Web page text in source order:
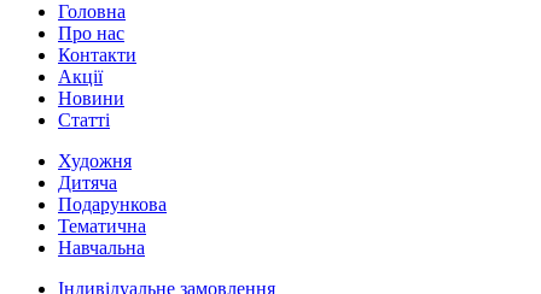
Головна
Про нас
Контакти
Акції
Новини
Статті
Художня
Дитяча
Подарункова
Тематична
Навчальна
Індивідуальне замовлення